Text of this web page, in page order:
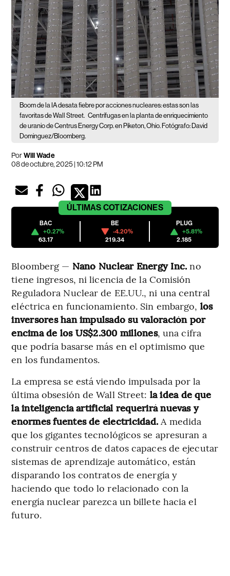
Boom de la IA desata fiebre por acciones nucleares: estas son las
favoritas de Wall Street. Centrífugas en la planta de enriquecimiento
de uranio de Centrus Energy Corp. en Piketon, Ohio. Fotógrafo: David
Dominguez/Bloomberg.
PorWill Wade
08 de octubre, 2025 | 10:12 PM
ÚLTIMAS COTIZACIONES
BAC
+0.27%
63.17
BE
-4.20%
219.34
PLUG
+5.81%
2.185
Bloomberg — Nano Nuclear Energy Inc. no
tiene ingresos, ni licencia de la Comisión
Reguladora Nuclear de EE.UU., ni una central
eléctrica en funcionamiento. Sin embargo, los
inversores han impulsado su valoración por
encima de los US$2.300 millones, una cifra
que podría basarse más en el optimismo que
en los fundamentos.
La empresa se está viendo impulsada por la
última obsesión de Wall Street: la idea de que
la inteligencia artificial requerirá nuevas y
enormes fuentes de electricidad.A medida
que los gigantes tecnológicos se apresuran a
construir centros de datos capaces de ejecutar
sistemas de aprendizaje automático, están
disparando los contratos de energía y
haciendo que todo lo relacionado con la
energía nuclear parezca un billete hacia el
futuro.